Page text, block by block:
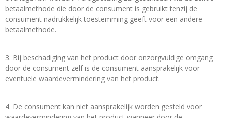
betaalmethode die door de consument is gebruikt tenzij de
consument nadrukkelijk toestemming geeft voor een andere
betaalmethode.
3. Bij beschadiging van het product door onzorgvuldige omgang
door de consument zelf is de consument aansprakelijk voor
eventuele waardevermindering van het product.
4. De consument kan niet aansprakelijk worden gesteld voor